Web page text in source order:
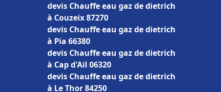
devis Chauffe eau gaz de dietrich
à Couzeix 87270
devis Chauffe eau gaz de dietrich
à Pia 66380
devis Chauffe eau gaz de dietrich
à Cap d'Ail 06320
devis Chauffe eau gaz de dietrich
à Le Thor 84250